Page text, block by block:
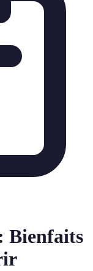
Bienfaits